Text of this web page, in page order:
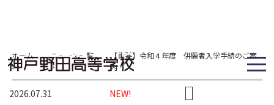
ホーム
>
ニュース一覧
>
【重要】令和４年度 併願者入学手続のご案
内
2026.07.31 NEW!